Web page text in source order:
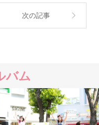
次の記事
バム